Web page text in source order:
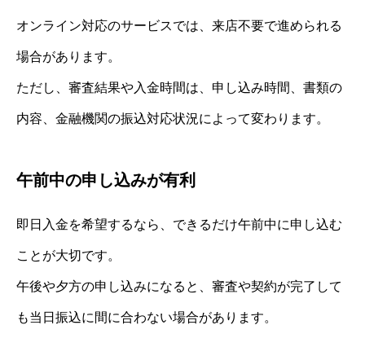
オンライン対応のサービスでは、来店不要で進められる
場合があります。
ただし、審査結果や入金時間は、申し込み時間、書類の
内容、金融機関の振込対応状況によって変わります。
午前中の申し込みが有利
即日入金を希望するなら、できるだけ午前中に申し込む
ことが大切です。
午後や夕方の申し込みになると、審査や契約が完了して
も当日振込に間に合わない場合があります。